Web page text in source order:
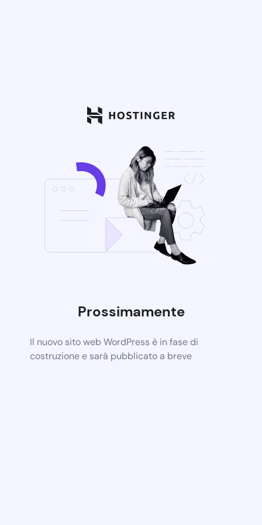
Prossimamente
Il nuovo sito web WordPress è in fase di
costruzione e sarà pubblicato a breve